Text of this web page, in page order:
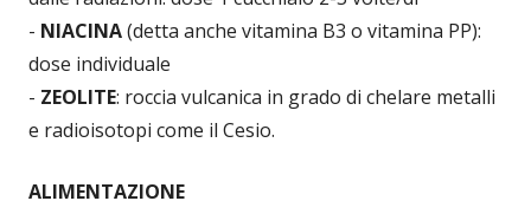
- NIACINA(detta anche vitamina B3 o vitamina PP):
dose individuale
- ZEOLITE: roccia vulcanica in grado di chelare metalli
e radioisotopi come il Cesio.
ALIMENTAZIONE